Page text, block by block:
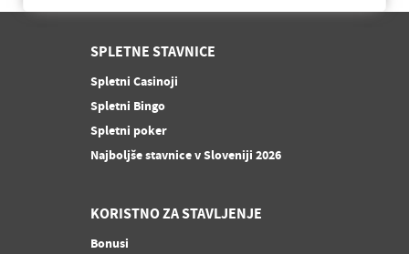
SPLETNE STAVNICE
Spletni Casinoji
Spletni Bingo
Spletni poker
Najboljše stavnice v Sloveniji 2026
KORISTNO ZA STAVLJENJE
Bonusi